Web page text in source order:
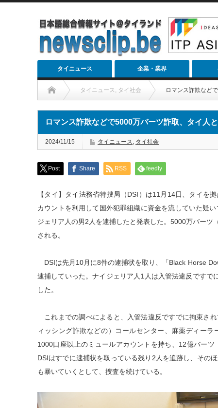
タイニュース 企業・業界
タイニュース, タイ社会 ロマンス詐欺など
ロマンス詐欺などで5000万バーツ詐取、タイ人
2024/11/15 タイニュース, タイ社会
Post Share RSS feedly
【タイ】タイ法務省特捜局（DSI）は11月14日、タイを
カウントを利用して国外犯罪組織に資金を流していた疑
ジェリア人の男2人を逮捕したと発表した。5000万バーツ
される。
DSIは先月10月に8件の逮捕状を取り、「Black Horse
逮捕していった。ナイジェリア人1人は入管法違反ですで
した。
これまでの調べによると、入管法違反ですでに拘束さ
ィッシング詐欺などの）コールセンター、麻薬ディー
1000口座以上のミュールアカウントを持ち、12億バーツ
DSIはすでに逮捕状を取っている残り2人を追跡し、その
も暴いていくとして、捜査を続けている。